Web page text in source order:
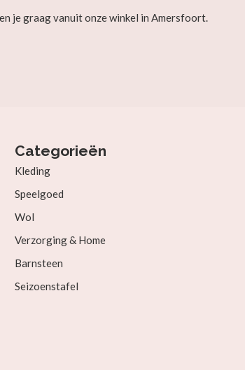
je graag vanuit onze winkel in Amersfoort.
Categorieën
Kleding
Speelgoed
Wol
Verzorging & Home
Barnsteen
Seizoenstafel